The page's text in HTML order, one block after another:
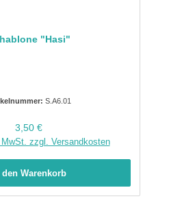
"Hasi"
S.A6.01
Regulärer Preis:
3,50 €
zzgl. Versandkosten
den Warenkorb